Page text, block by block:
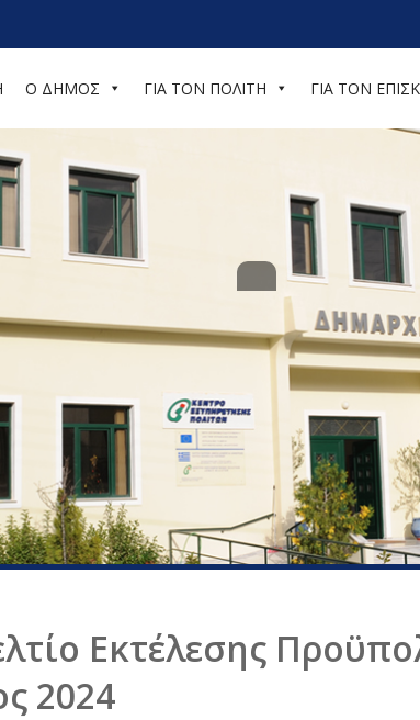
Ο ΔΗΜΟΣ ΓΙΑ ΤΟΝ ΠΟΛΙΤΗ ΓΙΑ ΤΟΝ
Εκτέλεσης
2024